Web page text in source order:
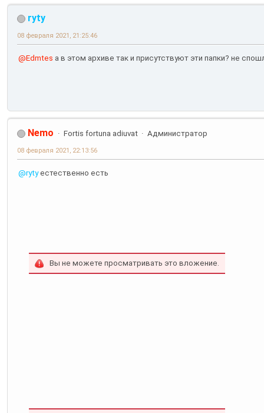
ryty
08 февраля 2021, 21:25:46
@Edmtes а в этом архиве так и присутствуют эти папки? не
Nemo Fortis fortuna adiuvat Администратор
08 февраля 2021, 22:13:56
@rytyестественно есть
Вы не можете просматривать это вложение.